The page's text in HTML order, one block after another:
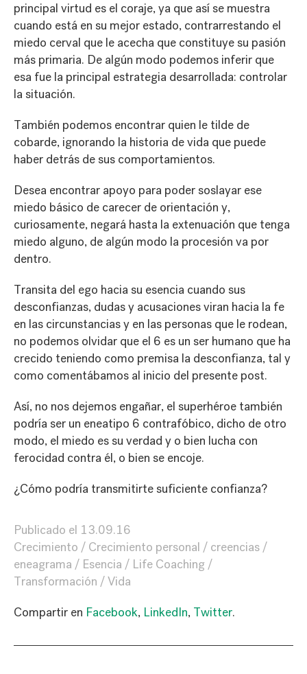
principal virtud es el coraje, ya que así se muestra
cuando está en su mejor estado, contrarrestando el
miedo cerval que le acecha que constituye su pasión
más primaria. De algún modo podemos inferir que
esa fue la principal estrategia desarrollada: controlar
la situación.
También podemos encontrar quien le tilde de
cobarde, ignorando la historia de vida que puede
haber detrás de sus comportamientos.
Desea encontrar apoyo para poder soslayar ese
miedo básico de carecer de orientación y,
curiosamente, negará hasta la extenuación que tenga
miedo alguno, de algún modo la procesión va por
dentro.
Transita del ego hacia su esencia cuando sus
desconfianzas, dudas y acusaciones viran hacia la fe
en las circunstancias y en las personas que le rodean,
no podemos olvidar que el 6 es un ser humano que ha
crecido teniendo como premisa la desconfianza, tal y
como comentábamos al inicio del presente post.
Así, no nos dejemos engañar, el superhéroe también
podría ser un eneatipo 6 contrafóbico, dicho de otro
modo, el miedo es su verdad y o bien lucha con
ferocidad contra él, o bien se encoje.
¿Cómo podría transmitirte suficiente confianza?
Publicado el 13.09.16
Crecimiento
Crecimiento personal
creencias
eneagrama
Esencia
Life Coaching
Transformación
Vida
Compartir en Facebook, LinkedIn, Twitter.